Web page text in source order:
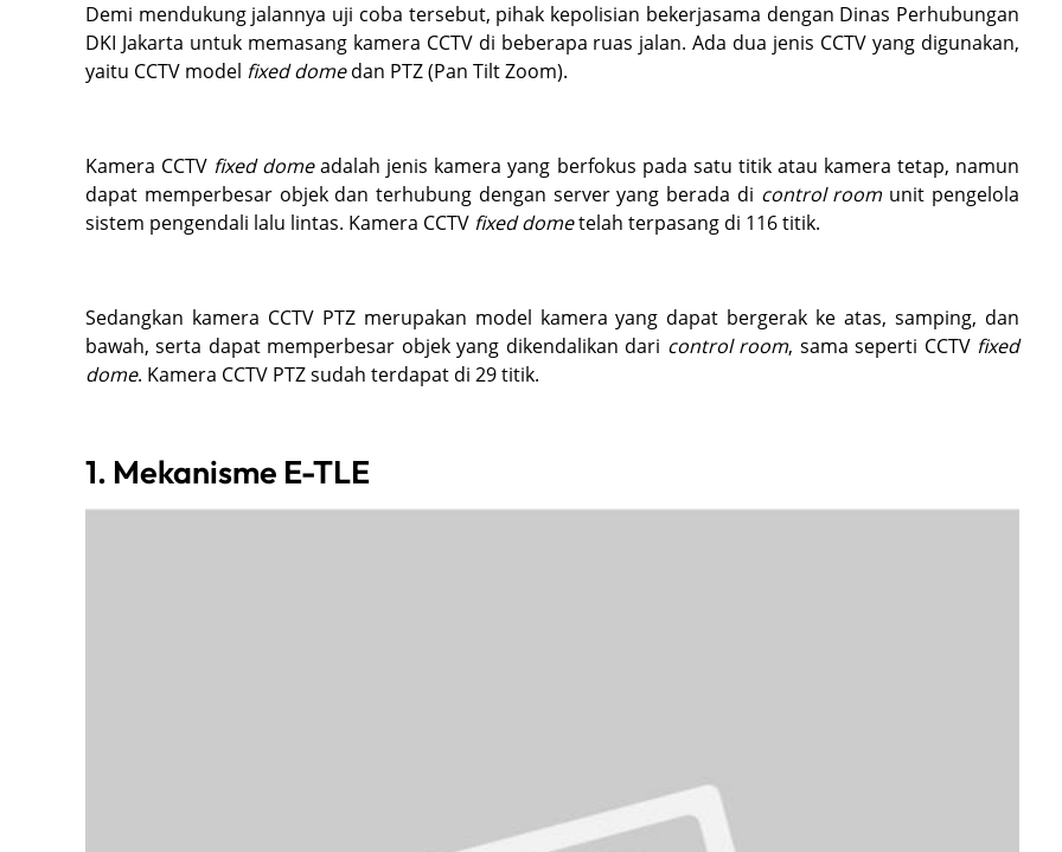
Demi mendukung jalannya uji coba tersebut, pihak kepolisian bekerjasama dengan Dinas Perhubungan
DKI Jakarta untuk memasang kamera CCTV di beberapa ruas jalan. Ada dua jenis CCTV yang digunakan,
yaitu CCTV model fixed domedan PTZ (Pan Tilt Zoom).
Kamera CCTV fixed domeadalah jenis kamera yang berfokus pada satu titik atau kamera tetap, namun
dapat memperbesar objek dan terhubung dengan server yang berada di control roomunit pengelola
sistem pengendali lalu lintas. Kamera CCTV fixed dometelah terpasang di 116 titik.
Sedangkan kamera CCTV PTZ merupakan model kamera yang dapat bergerak ke atas, samping, dan
bawah, serta dapat memperbesar objek yang dikendalikan dari control room, sama seperti CCTV fixed
dome. Kamera CCTV PTZ sudah terdapat di 29 titik.
1. Mekanisme E-TLE